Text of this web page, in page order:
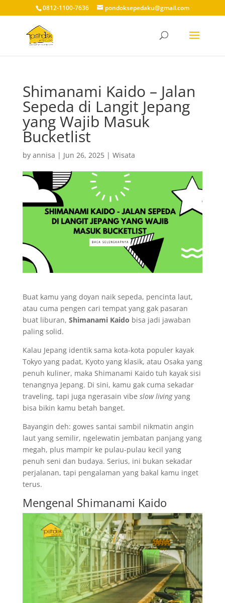
0812-1100-7636 pondoksepedaku@gmail.com
Shimanami Kaido – Jalan
Sepeda di Langit Jepang
yang Wajib Masuk
Bucketlist
by annisa | Jun 26, 2025| Wisata
Buat kamu yang doyan naik sepeda, pencinta laut,
atau cuma pengen cari tempat yang gak pasaran
buat liburan, Shimanami Kaido bisa jadi jawaban
paling solid.
Kalau Jepang identik sama kota-kota populer kayak
Tokyo yang padat, Kyoto yang klasik, atau Osaka yang
penuh kuliner, maka Shimanami Kaido tuh kayak sisi
tenangnya Jepang. Di sini, kamu gak cuma sekadar
traveling, tapi juga ngerasain vibe slow livingyang
bisa bikin kamu betah banget.
Bayangin deh: gowes santai sambil nikmatin angin
laut yang semilir, ngelewatin jembatan panjang yang
megah, plus mampir ke pulau-pulau kecil yang
penuh seni dan budaya. Serius, ini bukan sekadar
perjalanan, tapi pengalaman yang bakal kamu inget
terus.
Mengenal Shimanami Kaido